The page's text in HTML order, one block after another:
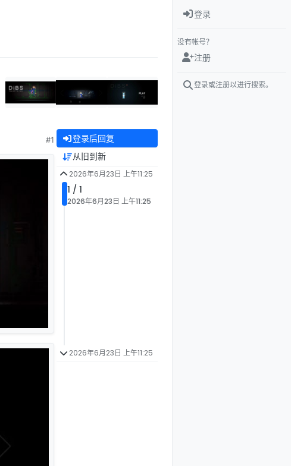
#1 登录后回复
从旧到新
2026年6月23日 上午11:25
1 / 1
2026年6月23日 上午11:25
2026年6月23日 上午11:25
登录
没有帐号？
注册
登录或注册以进行搜索。